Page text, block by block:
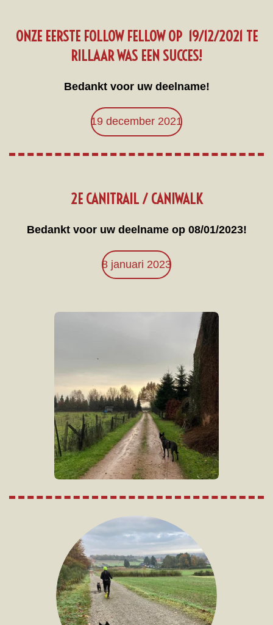
ONZE EERSTE FOLLOW FELLOW OP 19/12/2021 TE
RILLAAR WAS EEN SUCCES!
Bedankt voor uw deelname!
19 december 2021
2E CANITRAIL / CANIWALK
Bedankt voor uw deelname op 08/01/2023!
8 januari 2023